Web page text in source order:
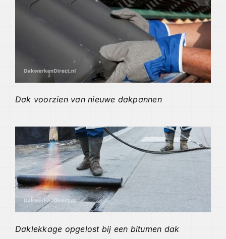
Dak voorzien van nieuwe dakpannen
Daklekkage opgelost bij een bitumen dak